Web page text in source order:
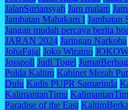
JalanSuriansyah Jam malam
Jambatan Mahakam I Jambatan
Jangan mudah percaya berita
JARAN 2024 Jaringan Narkoba
JohaFajal Joko Wiratno
Josspoll Judi Togel
Polda Kaltim Kabinet Merah
Dulu Kadis PUPR Samarinda
KalimantanTimu
Paradise of the East